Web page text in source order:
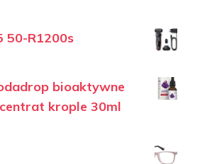
50-R1200s
bioaktywne
krople 30ml